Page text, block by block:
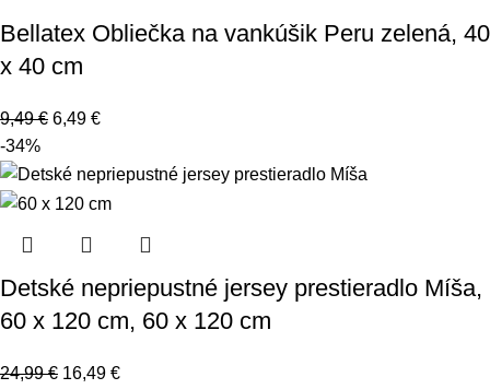
Bellatex Obliečka na vankúšik Peru zelená, 40
x 40 cm
9,49€ 6,49 €
-34%
Detské nepriepustné jersey prestieradlo Míša,
60 x 120 cm, 60 x 120 cm
24,99€ 16,49 €